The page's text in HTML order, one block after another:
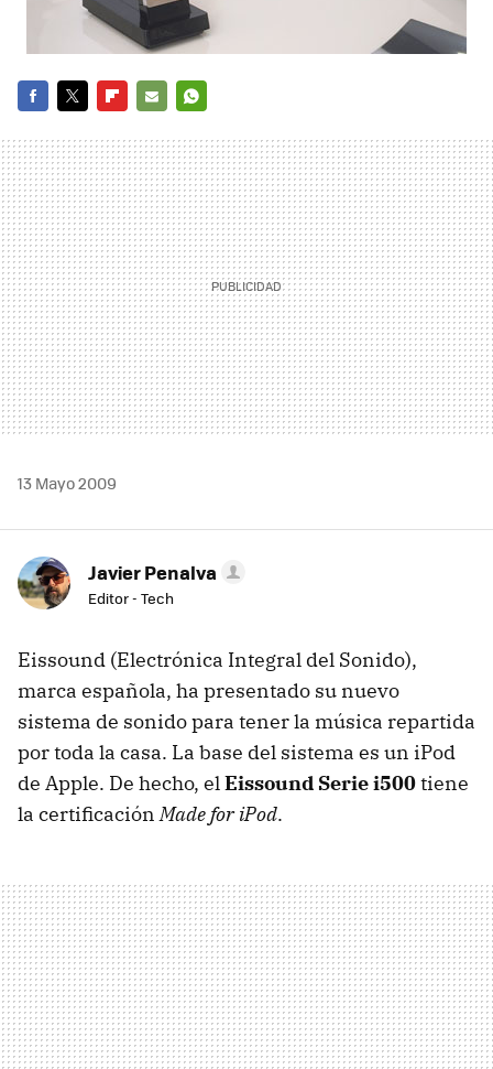
MAIL
13 Mayo 2009
Javier Penalva
Editor - Tech
Eissound (Electrónica Integral del Sonido),
marca española, ha presentado su nuevo
sistema de sonido para tener la música repartida
por toda la casa. La base del sistema es un iPod
de Apple. De hecho, elEissound Serie i500tiene
la certificaciónMade for iPod.